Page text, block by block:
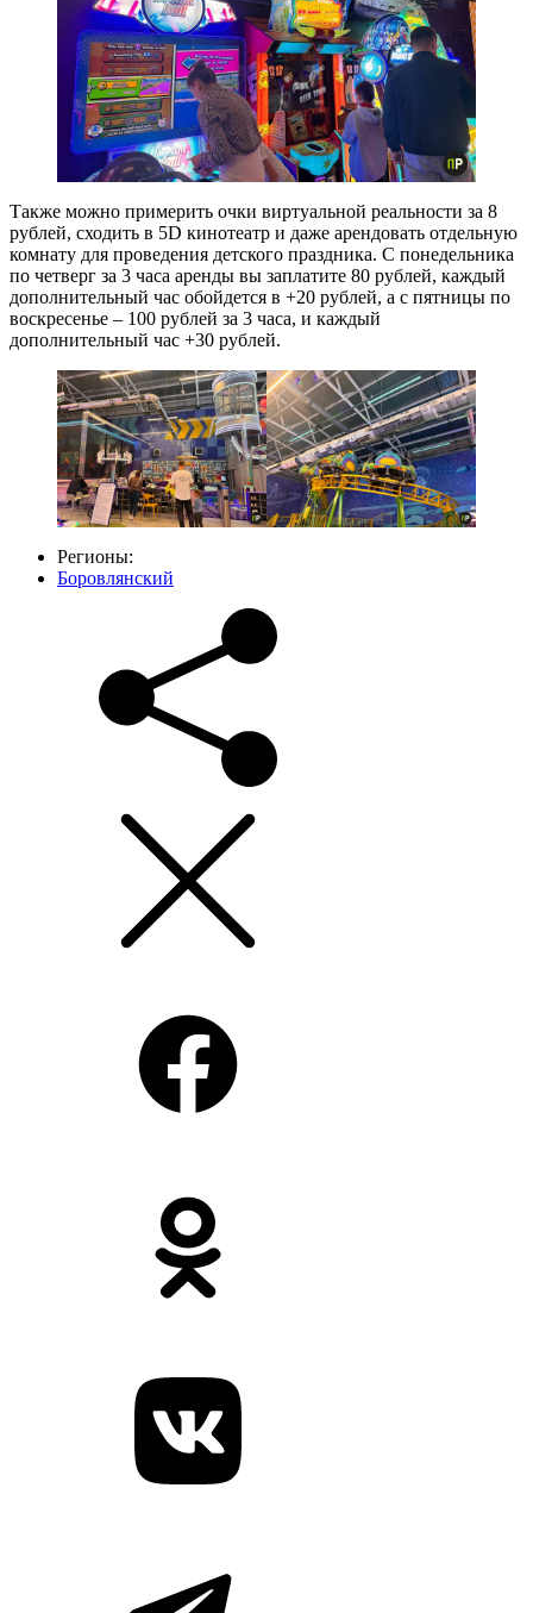
Также можно примерить очки виртуальной реальности за 8
рублей, сходить в 5D кинотеатр и даже арендовать отдельную
комнату для проведения детского праздника. С понедельника
по четверг за 3 часа аренды вы заплатите 80 рублей, каждый
дополнительный час обойдется в +20 рублей, а с пятницы по
воскресенье – 100 рублей за 3 часа, и каждый
дополнительный час +30 рублей.
Регионы:
Боровлянский